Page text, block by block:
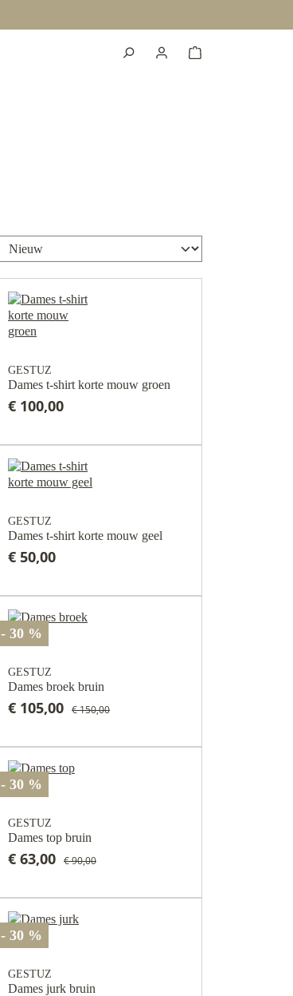
GESTUZ
Dames t-shirt korte mouw groen
€ 100,00
GESTUZ
Dames t-shirt korte mouw geel
€ 50,00
- 30 %
GESTUZ
Dames broek bruin
€ 105,00 € 150,00
- 30 %
GESTUZ
Dames top bruin
€ 63,00 € 90,00
- 30 %
GESTUZ
Dames jurk bruin